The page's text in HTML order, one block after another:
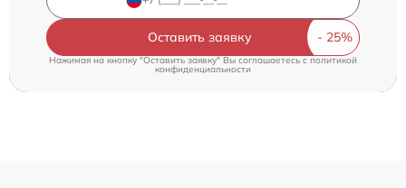
Оставить заявку
Нажимая на кнопку "Оставить заявку" Вы соглашаетесь cполитикой
конфиденциальности